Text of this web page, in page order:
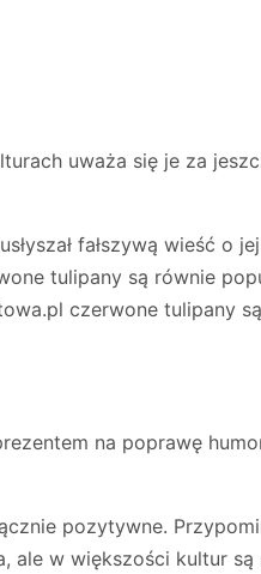
uważa się je za
fałszywą wieść o
tulipany są równie
czerwone tulipany
na poprawę
pozytywne.
w większości kultur